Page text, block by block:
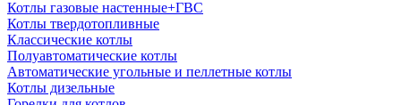
Котлы газовые настенные+ГВС
Котлы твердотопливные
Классические котлы
Полуавтоматические котлы
Автоматические угольные и пеллетные котлы
Котлы дизельные